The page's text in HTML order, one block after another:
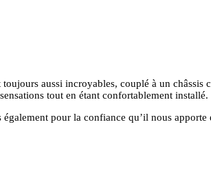
aussi incroyables, couplé à un
tout en étant confortablement installé.
pour la confiance qu’il nous